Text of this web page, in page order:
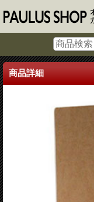
商品詳細